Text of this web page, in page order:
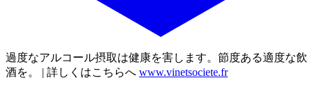
過度なアルコール摂取は健康を害します。節度ある適度な飲
酒を。 | 詳しくはこちらへ www.vinetsociete.fr